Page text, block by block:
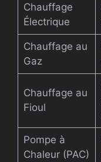
Chauffage
Électrique
Chauffage au
Gaz
Chauffage au
Fioul
Pompe à
Chaleur (PAC)